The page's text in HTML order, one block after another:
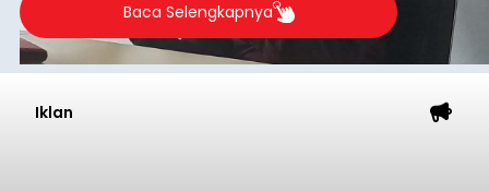
Baca Selengkapnya
Iklan